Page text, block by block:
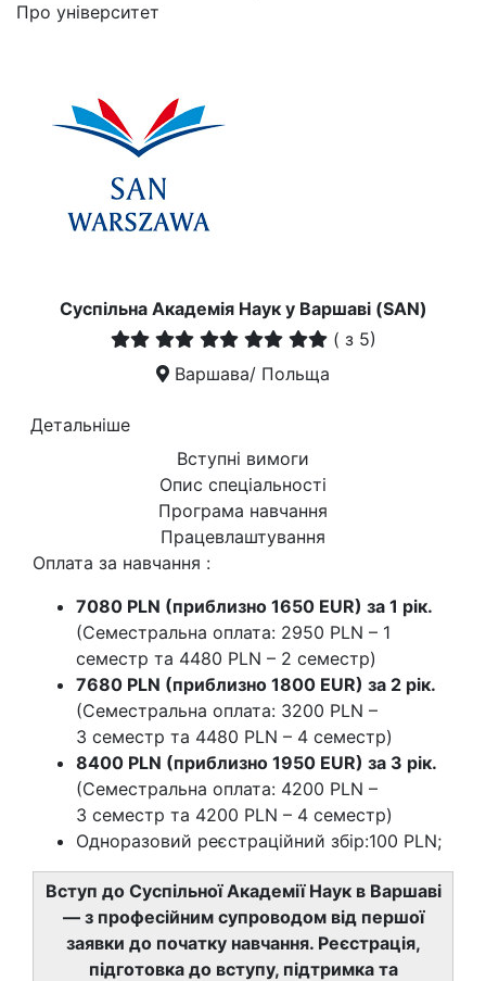
Про університет
Суспільна Академія Наук у Варшаві (SAN)
( з 5)
Варшава/ Польща
Детальніше
Вступні вимоги
Опис спеціальності
Програма навчання
Працевлаштування
Оплата за навчання :
7080 PLN (приблизно 1650 EUR) за 1 рік.
(Семестральна оплата: 2950 PLN – 1
семестр та 4480 PLN – 2 семестр)
7680 PLN (приблизно 1800 EUR) за 2 рік.
(Семестральна оплата: 3200 PLN –
3 семестр та 4480 PLN – 4 семестр)
8400 PLN (приблизно 1950 EUR) за 3 рік.
(Семестральна оплата: 4200 PLN –
3 семестр та 4200 PLN – 4 семестр)
Одноразовий реєстраційний збір:100 PLN;
Вступ до Суспільної Академії Наук в Варшаві
— з професійним супроводом від першої
заявки до початку навчання. Реєстрація,
підготовка до вступу, підтримка та